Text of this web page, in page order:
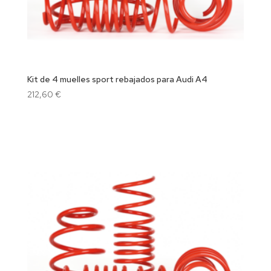
Kit de 4 muelles sport rebajados para Audi A4
212,60 €